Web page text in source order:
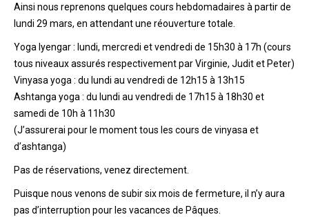
Ainsi nous reprenons quelques cours hebdomadaires à partir de
lundi 29 mars, en attendant une réouverture totale.
Yoga Iyengar : lundi, mercredi et vendredi de 15h30 à 17h (cours
tous niveaux assurés respectivement par Virginie, Judit et Peter)
Vinyasa yoga : du lundi au vendredi de 12h15 à 13h15
Ashtanga yoga : du lundi au vendredi de 17h15 à 18h30 et
samedi de 10h à 11h30
(J’assurerai pour le moment tous les cours de vinyasa et
d’ashtanga)
Pas de réservations, venez directement.
Puisque nous venons de subir six mois de fermeture, il n’y aura
pas d’interruption pour les vacances de Pâques.